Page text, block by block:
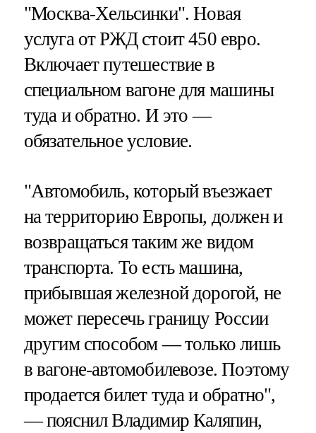
"Москва-Хельсинки". Новая
услуга от РЖД стоит 450 евро.
Включает путешествие в
специальном вагоне для машины
туда и обратно. И это —
обязательное условие.
"Автомобиль, который въезжает
на территорию Европы, должен и
возвращаться таким же видом
транспорта. То есть машина,
прибывшая железной дорогой, не
может пересечь границу России
другим способом — только лишь
в вагоне-автомобилевозе. Поэтому
продается билет туда и обратно",
— пояснил Владимир Каляпин,